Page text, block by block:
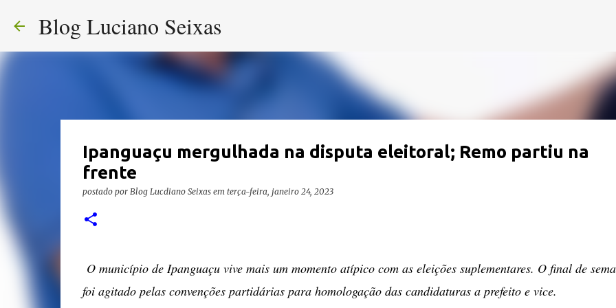
Blog Luciano Seixas
Ipanguaçu mergulhada na disputa eleitoral; Remo partiu na
frente
postado por Blog Lucdiano Seixas em terça-feira, janeiro 24, 2023
O município de Ipanguaçu vive mais um momento atípico com as eleições suplementares. O final de
foi agitado pelas convenções partidárias para homologação das candidaturas a prefeito e vice.